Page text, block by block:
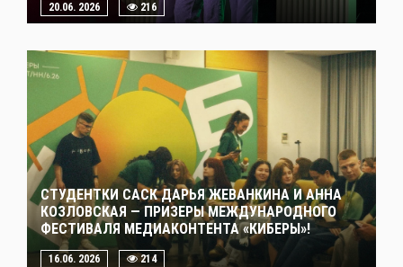
20.06. 2026 216
СТУДЕНТКИ САСК ДАРЬЯ ЖЕВАНКИНА И АННА
КОЗЛОВСКАЯ — ПРИЗЕРЫ МЕЖДУНАРОДНОГО
ФЕСТИВАЛЯ МЕДИАКОНТЕНТА «КИБЕРЫ»!
16.06. 2026 214